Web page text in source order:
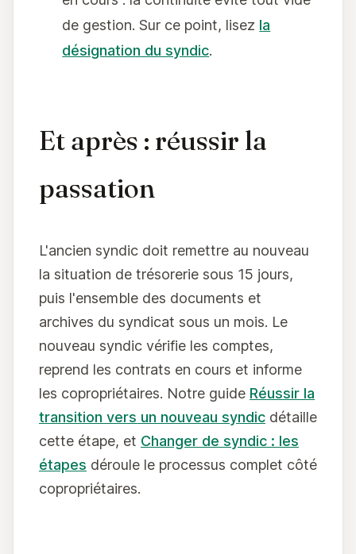
de gestion. Sur ce point, lisez la
désignation du syndic.
Et après : réussir la
passation
L'ancien syndic doit remettre au nouveau
la situation de trésorerie sous 15 jours,
puis l'ensemble des documents et
archives du syndicat sous un mois. Le
nouveau syndic vérifie les comptes,
reprend les contrats en cours et informe
les copropriétaires. Notre guide Réussir la
transition vers un nouveau syndic détaille
cette étape, et Changer de syndic : les
étapes déroule le processus complet côté
copropriétaires.